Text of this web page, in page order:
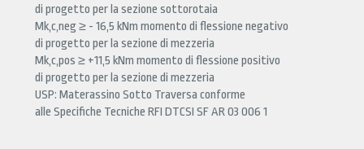
di progetto per la sezione sottorotaia
Mk,c,neg ≥ - 16,5 kNm momento di flessione negativo
di progetto per la sezione di mezzeria
Mk,c,pos ≥ +11,5 kNm momento di flessione positivo
di progetto per la sezione di mezzeria
USP: Materassino Sotto Traversa conforme
alle Specifiche Tecniche RFI DTCSI SF AR 03 006 1